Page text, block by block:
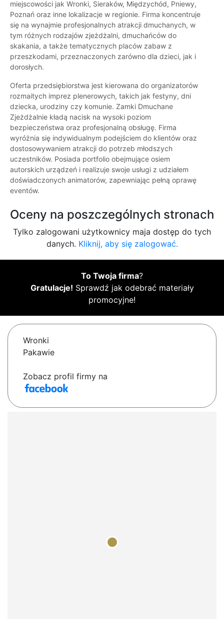
miejscowości jak Wronki, Sieraków, Międzychód, Pniewy,
Poznań oraz inne lokalizacje w regionie. Firma koncentruje
się na wynajmie profesjonalnych atrakcji dmuchanych, w
tym różnych rodzajów zjeżdżalni, dmuchańców do
skakania, a także tematycznych placów zabaw z
przeszkodami, przeznaczonych zarówno dla dzieci, jak i
dorosłych.
Oferta przedsiębiorstwa jest kierowana do organizatorów
rozmaitych imprez plenerowych, takich jak festyny, dni
dziecka, urodziny czy komunie. Zamki Dmuchane
Zjeżdżalnie kładą nacisk na wysoki poziom
bezpieczeństwa oraz profesjonalną obsługę. Firma
wyróżnia się indywidualnym podejściem do klientów oraz
dostosowywaniem atrakcji do potrzeb młodszych
uczestników. Posiada portfolio obejmujące osiem
autorskich urządzeń i realizuje swoje usługi z udziałem
doświadczonych animatorów, zapewniając pełną oprawę
eventów.
Oceny na poszczególnych stronach
Tylko zalogowani użytkownicy maja dostęp do tych
danych. Kliknij, aby się zalogować.
To Twoja firma?
Gratulacje! Sprawdź jak odebrać materiały
promocyjne!
Wronki
Pakawie
Zobacz profil firmy na